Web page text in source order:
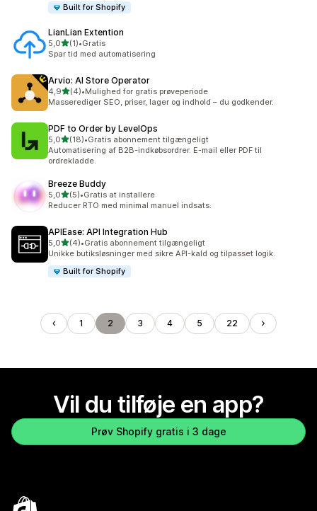
Built for Shopify
LianLian Extention
5,0ud af 5 stjerner
(1)
1 anmeldelser i alt
•Gratis
Spar tid med automatisering
Arvio: AI Store Operator
4,9ud af 5 stjerner
(4)
4 anmeldelser i alt
•Mulighed for gratis prøveperiode
Masserediger SEO, priser, lager og indhold – du godkender.
PDF to Order by LevelOps
5,0ud af 5 stjerner
(18)
18 anmeldelser i alt
•Gratis abonnement tilgængeligt
Automatisering af B2B-indkøbsordrer. E-mail eller PDF til
ordrekladde.
Breeze Buddy
5,0ud af 5 stjerner
(5)
5 anmeldelser i alt
•Gratis at installere
Reducer RTO med minimal manuel indsats.
APIEase: API Integration Hub
5,0ud af 5 stjerner
(4)
4 anmeldelser i alt
•Gratis abonnement tilgængeligt
Unikke butiksløsninger med sikre API-kald og tilpasset logik.
Built for Shopify
1 2 3 4 5 22
Vil du tilføje en app?
Prøv Shopify gratis i 3 dage